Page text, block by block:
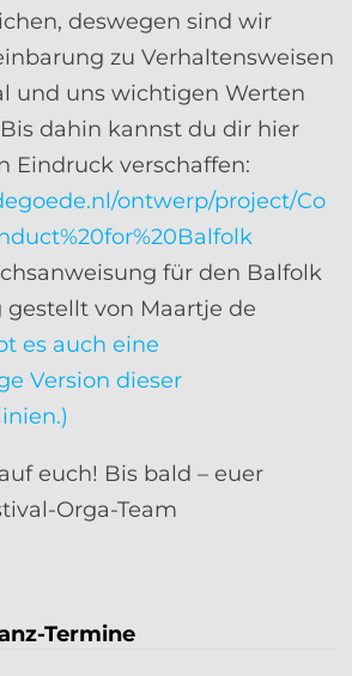
deswegen sind wir
zu Verhaltensweisen
und uns wichtigen Werten
dahin kannst du dir hier
Eindruck verschaffen:
ontwerp/project/Co
für den Balfolk
gestellt von Maartje de
es auch eine
Version dieser
euch! Bis bald – euer
Orga-Team
Termine